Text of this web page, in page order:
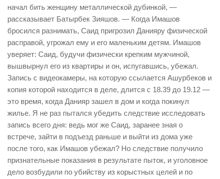
начал бить женщину металлической дубинкой, —
рассказывает Батырбек Зияшов. — Когда Имашов
бросился разнимать, Саид пригрозил Данияру физической
расправой, угрожал ему и его маленьким детям. Имашов
уверяет: Саид, будучи физически крепким мужчиной,
вышвырнул его из квартиры и он, испугавшись, убежал.
Запись с видеокамеры, на которую ссылается Ашурбеков и
копия которой находится в деле, длится с 18.39 до 19.12 —
это время, когда Данияр зашел в дом и когда покинул
жилье. Я не раз пытался убедить следствие исследовать
запись всего дня: ведь мог же Саид, заранее зная о
встрече, зайти в подъезд раньше и выйти из дома уже
после того, как Имашов убежал? Но следствие получило
признательные показания в результате пыток, и уголовное
дело возбудили по убийству из корыстных целей и по